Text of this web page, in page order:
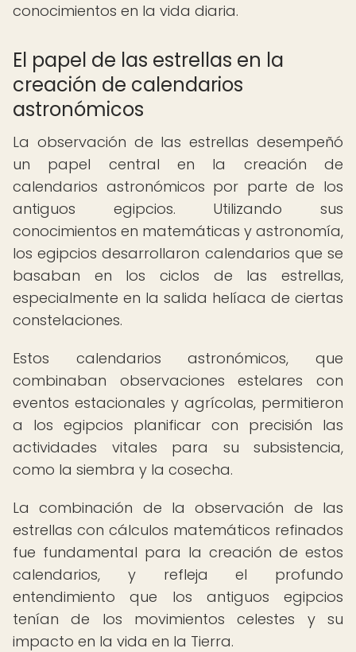
conocimientos en la vida diaria.
El papel de las estrellas en la
creación de calendarios
astronómicos
La observación de las estrellas desempeñó
un papel central en la creación de
calendarios astronómicos por parte de los
antiguos egipcios. Utilizando sus
conocimientos en matemáticas y astronomía,
los egipcios desarrollaron calendarios que se
basaban en los ciclos de las estrellas,
especialmente en la salida helíaca de ciertas
constelaciones.
Estos calendarios astronómicos, que
combinaban observaciones estelares con
eventos estacionales y agrícolas, permitieron
a los egipcios planificar con precisión las
actividades vitales para su subsistencia,
como la siembra y la cosecha.
La combinación de la observación de las
estrellas con cálculos matemáticos refinados
fue fundamental para la creación de estos
calendarios, y refleja el profundo
entendimiento que los antiguos egipcios
tenían de los movimientos celestes y su
impacto en la vida en la Tierra.